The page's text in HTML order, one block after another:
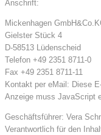
Anschrift:
Mickenhagen
Gielster Stück 4
D-58513 Lüdenscheid
Telefon +49 2351 8711-0
Fax +49 2351 8711-11
Kontakt per eMail: Diese
Anzeige muss JavaScript
Geschäftsführer: Vera
Verantwortlich für den